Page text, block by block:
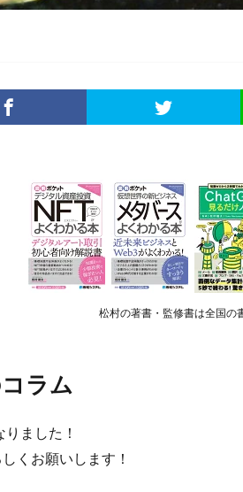
松村の著書・監修書は全国の
ラム
ました！
くお願いします！